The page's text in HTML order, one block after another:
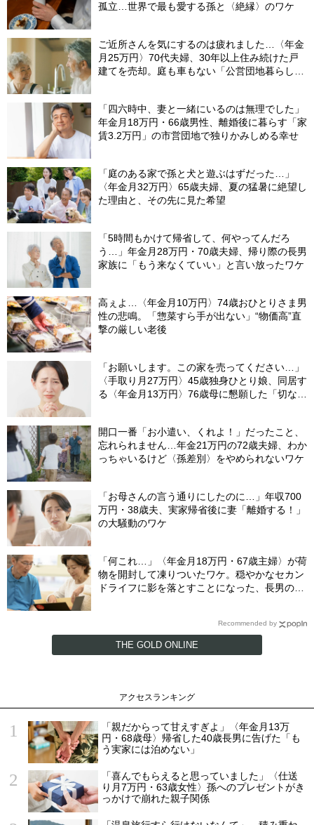
孤立…世界で最も愛する孫と〈絶縁〉のワケ
ご近所さんを気にするのは疲れました…〈年金
月25万円〉70代夫婦、30年以上住み続けた戸
建てを売却。庭も車もない「公営団地暮らし」
「四六時中、妻と一緒にいるのは無理でした」
年金月18万円・66歳男性、離婚後に暮らす「家
賃3.2万円」の市営団地で独りかみしめる幸せ
「庭のある家で孫と犬と遊ぶはずだった…」
〈年金月32万円〉65歳夫婦、夏の猛暑に絶望し
た理由と、その先に見た希望
「5時間もかけて帰省して、何やってんだろ
う…」年金月28万円・70歳夫婦、帰り際の長男
家族に「もう来なくていい」と言い放ったワケ
高ぇよ…〈年金月10万円〉74歳おひとりさま男
性の悲鳴。「惣菜すら手が出ない」“物価高”直
撃の厳しい老後
「お願いします。この家を売ってください…」
〈手取り月27万円〉45歳独身ひとり娘、同居す
る〈年金月13万円〉76歳母に懇願した「切ない
開口一番「お小遣い、くれよ！」だったこと、
忘れられません…年金21万円の72歳夫婦、わか
っちゃいるけど〈孫差別〉をやめられないワケ
「お母さんの言う通りにしたのに…」年収700
万円・38歳夫、実家帰省後に妻「離婚する！」
の大騒動のワケ
「何これ…」〈年金月18万円・67歳主婦〉が荷
物を開封して凍りついたワケ。穏やかなセカン
ドライフに影を落とすことになった、長男の嫁
Recommended by
THE GOLD ONLINE
アクセスランキング
「親だからって甘えすぎよ」〈年金月13万
円・68歳母〉帰省した40歳長男に告げた「も
う実家には泊めない」
「喜んでもらえると思っていました」〈仕送
り月7万円・63歳女性〉孫へのプレゼントがき
っかけで崩れた親子関係